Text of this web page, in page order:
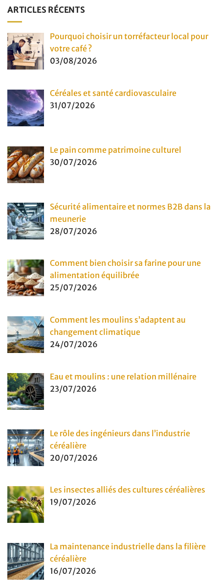
ARTICLES RÉCENTS
Pourquoi choisir un torréfacteur local pour
votre café ?
03/08/2026
Céréales et santé cardiovasculaire
31/07/2026
Le pain comme patrimoine culturel
30/07/2026
Sécurité alimentaire et normes B2B dans la
meunerie
28/07/2026
Comment bien choisir sa farine pour une
alimentation équilibrée
25/07/2026
Comment les moulins s’adaptent au
changement climatique
24/07/2026
Eau et moulins : une relation millénaire
23/07/2026
Le rôle des ingénieurs dans l’industrie
céréalière
20/07/2026
Les insectes alliés des cultures céréalières
19/07/2026
La maintenance industrielle dans la filière
céréalière
16/07/2026